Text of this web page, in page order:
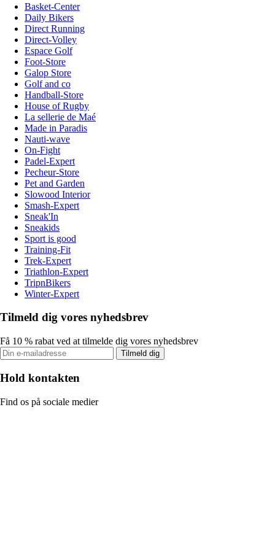
Basket-Center
Daily Bikers
Direct Running
Direct-Volley
Espace Golf
Foot-Store
Galop Store
Golf and co
Handball-Store
House of Rugby
La sellerie de Maé
Made in Paradis
Nauti-wave
On-Fight
Padel-Expert
Pecheur-Store
Pet and Garden
Slowood Interior
Smash-Expert
Sneak'In
Sneakids
Sport is good
Training-Fit
Trek-Expert
Triathlon-Expert
TripnBikers
Winter-Expert
Tilmeld dig vores nyhedsbrev
Få 10 % rabat ved at tilmelde dig vores nyhedsbrev
Tilmeld dig
Hold kontakten
Find os på sociale medier